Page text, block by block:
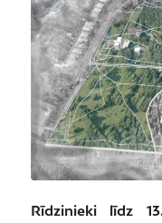
Rīdzinieki līdz